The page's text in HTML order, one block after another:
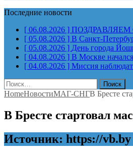
Последние новости
[ 06.08.2026 ] ПОЗДРАВЛЯЕМ С
[ 05.08.2026 ] В Санкт-
[ 05.08.2026 ] День города
[ 04.08.2026 ] В Москве
[ 04.08.2026 ] Миссия
Найти:
HomeНовостиМАГ-СНГВ Бресте
В Бресте стартовал
Источник: https://vb.by